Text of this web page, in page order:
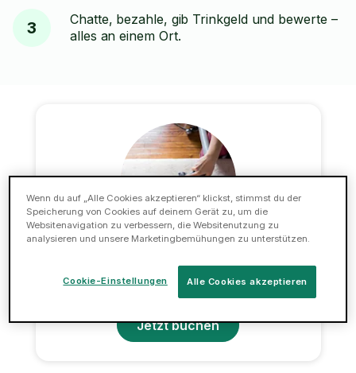
3
Chatte, bezahle, gib Trinkgeld und bewerte –
alles an einem Ort.
Teppichreinigung
Jetzt buchen
Wenn du auf „Alle Cookies akzeptieren“ klickst, stimmst du der
Speicherung von Cookies auf deinem Gerät zu, um die
Websitenavigation zu verbessern, die Websitenutzung zu
analysieren und unsere Marketingbemühungen zu unterstützen.
Alle Cookies akzeptieren
Cookie-Einstellungen